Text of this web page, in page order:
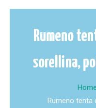
Rumeno
sorellina,
Home
Rumeno tenta